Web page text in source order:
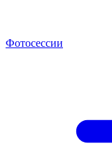
Фотосессии